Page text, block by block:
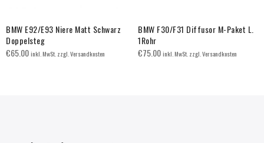
BMW E92/E93 Niere Matt Schwarz
Doppelsteg
€65.00inkl. MwSt. zzgl. Versandkosten
BMW F30/F31 Diffusor M-Paket L.
1Rohr
€75.00inkl. MwSt. zzgl. Versandkosten